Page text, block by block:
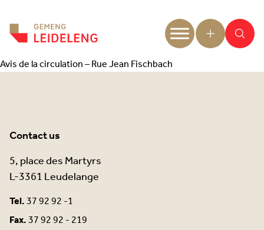
Avis de la circulation – Rue Jean Fischbach
Contact us
5, place des Martyrs
L-3361 Leudelange
Tel.37 92 92 -1
Fax.37 92 92 - 219